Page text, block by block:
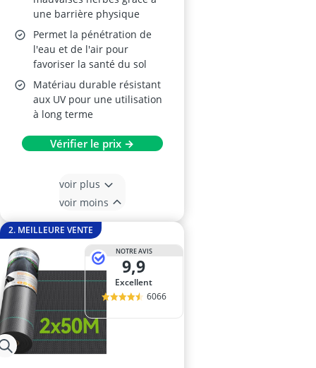
une barrière physique
Permet la pénétration de
l'eau et de l'air pour
favoriser la santé du sol
Matériau durable résistant
aux UV pour une utilisation
à long terme
Vérifier le prix →
voir plus
voir moins
2. MEILLEURE VENTE
NOTRE AVIS
9,9
Excellent
6066